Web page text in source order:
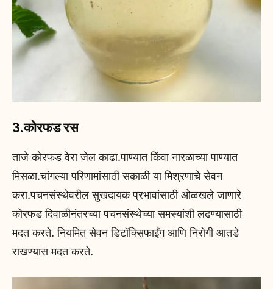
3.कोरफड रस
ताजे कोरफड वेरा जेल काढा.पाण्यात किंवा नारळाच्या पाण्यात
मिसळा.चांगल्या परिणामांसाठी सकाळी या मिश्रणाचे सेवन
करा.पचनसंस्थेवरील सुखदायक प्रभावांसाठी ओळखले जाणारे
कोरफड दिवाळीनंतरच्या पचनसंस्थेच्या समस्यांशी लढण्यासाठी
मदत करते. नियमित सेवन डिटॉक्सिफाईंग आणि निरोगी आतडे
राखण्यास मदत करते.